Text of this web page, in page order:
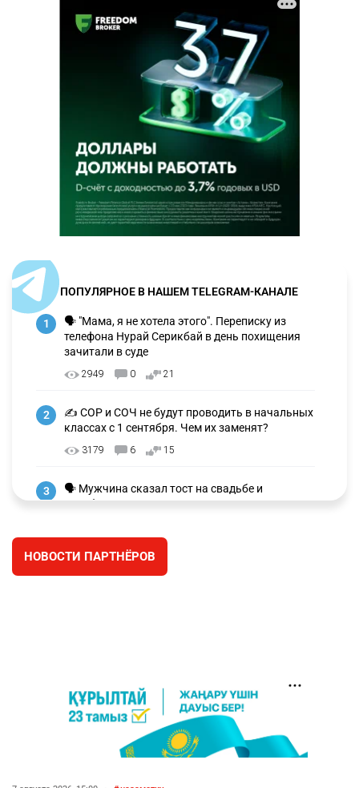
ПОПУЛЯРНОЕ В НАШЕМ TELEGRAM-КАНАЛЕ
1
🗣 "Мама, я не хотела этого". Переписку из
телефона Нурай Серикбай в день похищения
зачитали в суде
2949 0 21
2
✍️ СОР и СОЧ не будут проводить в начальных
классах с 1 сентября. Чем их заменят?
3179 6 15
3
🗣 Мужчина сказал тост на свадьбе и
заработал уголовное дело
⚠️ Доброе утро, друзья! Предлагаем обзор
главных новостей за 4 августа
2721 2
🇫🇷 Клуб ПСЖ объявил об открытии своей
футбольной академии в Астане
НОВОСТИ ПАРТНЁРОВ